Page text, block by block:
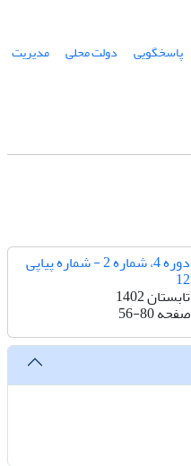
پاسخگویی دولت محلی مدیریت
دوره 4، شماره 2 - شماره پیاپی
12
تابستان 1402
صفحه56-80